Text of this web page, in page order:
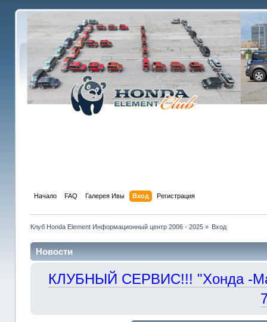
Начало FAQ Галерея Ивы Вход Регистрация
Клуб Honda Element Информационный центр 2006 - 2025» Вход
Новости
КЛУБНЫЙ СЕРВИС!!! "Хонда -